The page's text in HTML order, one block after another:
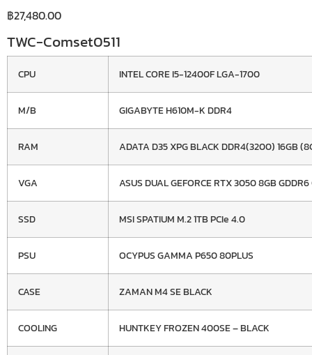
฿27,480.00
TWC-Comset0511
CPU INTEL CORE I5-12400F LGA-1700
M/B GIGABYTE H610M-K DDR4
RAM ADATA D35 XPG BLACK DDR4(3200) 16GB
VGA ASUS DUAL GEFORCE RTX 3050 8GB GDDR6
SSD MSI SPATIUM M.2 1TB PCIe 4.0
PSU OCYPUS GAMMA P650 80PLUS
CASE ZAMAN M4 SE BLACK
COOLING HUNTKEY FROZEN 400SE – BLACK